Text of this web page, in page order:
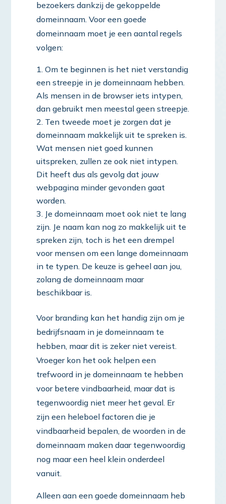
bezoekers dankzij de gekoppelde
domeinnaam. Voor een goede
domeinnaam moet je een aantal regels
volgen:
Om te beginnen is het niet verstandig
een streepje in je domeinnaam hebben.
Als mensen in de browser iets intypen,
dan gebruikt men meestal geen streepje.
Ten tweede moet je zorgen dat je
domeinnaam makkelijk uit te spreken is.
Wat mensen niet goed kunnen
uitspreken, zullen ze ook niet intypen.
Dit heeft dus als gevolg dat jouw
webpagina minder gevonden gaat
worden.
Je domeinnaam moet ook niet te lang
zijn. Je naam kan nog zo makkelijk uit te
spreken zijn, toch is het een drempel
voor mensen om een lange domeinnaam
in te typen. De keuze is geheel aan jou,
zolang de domeinnaam maar
beschikbaar is.
Voor branding kan het handig zijn om je
bedrijfsnaam in je domeinnaam te
hebben, maar dit is zeker niet vereist.
Vroeger kon het ook helpen een
trefwoord in je domeinnaam te hebben
voor betere vindbaarheid, maar dat is
tegenwoordig niet meer het geval. Er
zijn een heleboel factoren die je
vindbaarheid bepalen, de woorden in de
domeinnaam maken daar tegenwoordig
nog maar een heel klein onderdeel
vanuit.
Alleen aan een goede domeinnaam heb